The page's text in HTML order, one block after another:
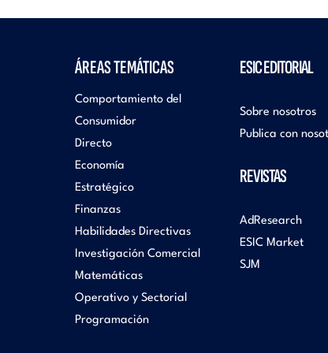
ÁREAS TEMÁTICAS
Comportamiento del
Consumidor
Directo
Economía
Estratégico
Finanzas
Habilidades Directivas
Investigación Comercial
Matemáticas
Operativo y Sectorial
Programación
ESIC EDITORIAL
Sobre nosotros
Publica con
REVISTAS
AdResearch
ESIC Market
SJM